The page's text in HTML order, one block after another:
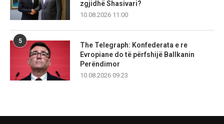
zgjidhë Shasivari?
10.08.2026 11:00
5
The Telegraph: Konfederata e re
Evropiane do të përfshijë Ballkanin
Perëndimor
10.08.2026 09:23